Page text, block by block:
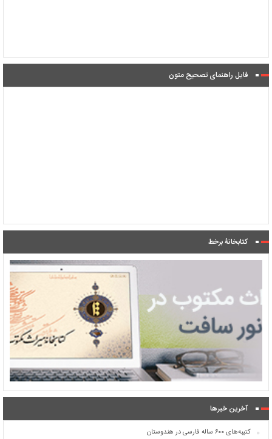
فایل راهنمای تصحیح متون
کتابخانۀ برخط
آخرین خبرها
کتیبه‌های ۶۰۰ ساله فارسی در هندوستان